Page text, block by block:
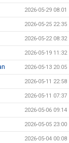
2026-05-29 08:01
2026-05-25 22:35
2026-05-22 08:32
2026-05-19 11:32
2026-05-13 20:05
2026-05-11 22:58
2026-05-11 07:37
2026-05-06 09:14
2026-05-05 23:00
2026-05-04 00:08